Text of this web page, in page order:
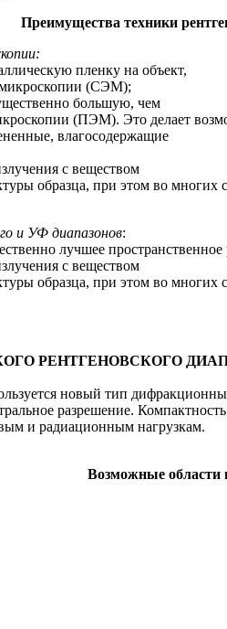
Преимущества техники
пленку на объект,
микроскопии (СЭМ);
большую, чем
(ПЭМ). Это делает
влагосодержащие
с веществом
образца, при этом во
и УФ диапазонов:
лучшее пространственное
с веществом
образца, при этом во
РЕНТГЕНОВСКОГО
новый тип
разрешение.
и радиационным нагрузкам.
Возможные области